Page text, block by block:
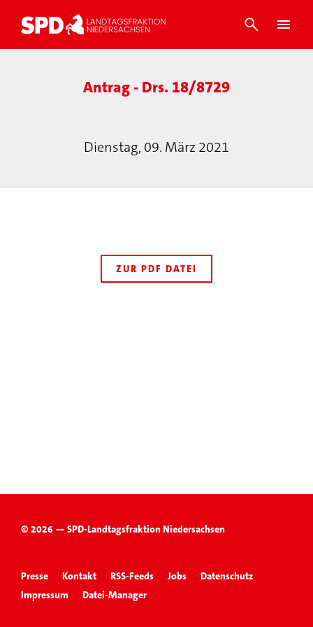
Antrag - Drs. 18/8729
Dienstag, 09. März 2021
ZUR PDF DATEI
© 2026 — SPD-Landtagsfraktion Niedersachsen
Presse Kontakt RSS-Feeds Jobs
Datenschutz
Impressum
Datei-Manager